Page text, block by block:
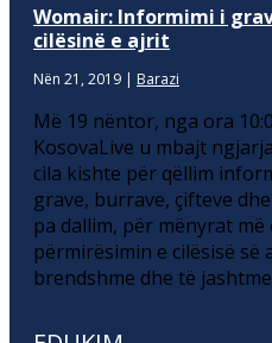
Womair: Informimi i
cilësinë e ajrit
Nën 21, 2019 | Barazi
Më 19 nëntor, nga ora
KosovaLive u mbajt
cila kishte për qëllim
grave, burrave, çifteve
pa dallim, për mënyrat
përmirësimin e cilësisë së
brendshme dhe të